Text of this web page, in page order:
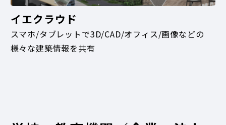
イエクラウド
スマホ/タブレットで3D/CAD/オフィス/画像などの
様々な建築情報を共有